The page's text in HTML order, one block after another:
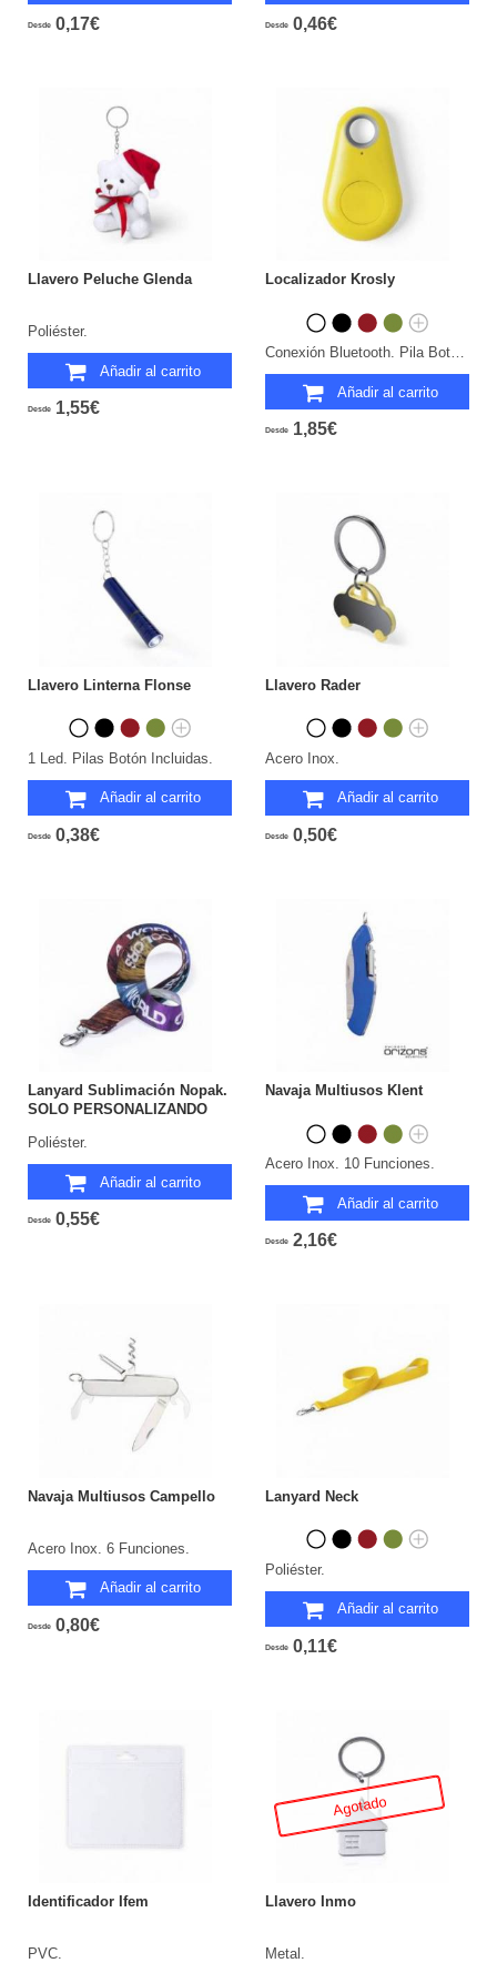
Desde 0,17€ Desde 0,46€
Llavero Peluche Glenda
Poliéster.
Añadir al carrito
Desde 1,55€
Localizador Krosly
Conexión Bluetooth. Pila Botón Incluida.
Añadir al carrito
Desde 1,85€
Llavero Linterna Flonse
1 Led. Pilas Botón Incluidas.
Añadir al carrito
Desde 0,38€
Llavero Rader
Acero Inox.
Añadir al carrito
Desde 0,50€
Lanyard Sublimación Nopak.
SOLO PERSONALIZANDO
Poliéster.
Añadir al carrito
Desde 0,55€
Navaja Multiusos Klent
Acero Inox. 10 Funciones.
Añadir al carrito
Desde 2,16€
Navaja Multiusos Campello
Acero Inox. 6 Funciones.
Añadir al carrito
Desde 0,80€
Lanyard Neck
Poliéster.
Añadir al carrito
Desde 0,11€
Identificador Ifem
PVC.
Agotado
Llavero Inmo
Metal.